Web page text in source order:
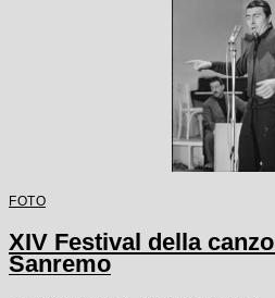
FOTO
XIV Festival della
Sanremo